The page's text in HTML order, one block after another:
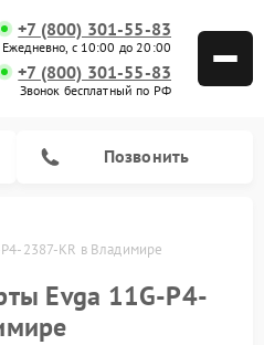
+7 (800) 301-55-83
Ежедневно, с 10:00 до 20:00
+7 (800) 301-55-83
Звонок бесплатный по РФ
Позвонить
2387-KR в Владимире
Evga 11G-P4-